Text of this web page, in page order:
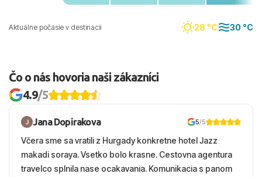
Aktuálne počasie v destinacii 28 °C 30 °C
Čo o nás hovoria naši zákazníci
4.9/5
Jana Dopirakova 5/5
Včera sme sa vratili z Hurgady konkretne hotel Jazz
makadi soraya. Vsetko bolo krasne. Cestovna agentura
travelco splnila nase ocakavania. Komunikacia s panom